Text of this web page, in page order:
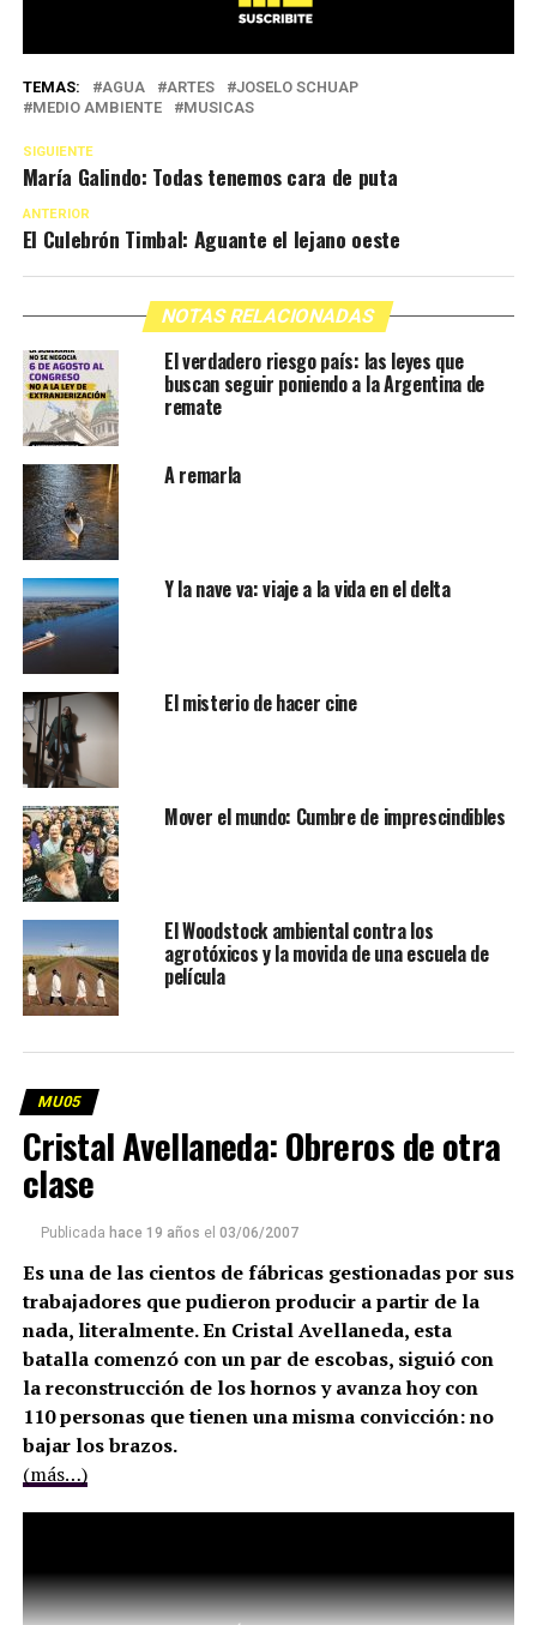
TEMAS: AGUA ARTES
JOSELO SCHUAP
MEDIO AMBIENTE
MUSICAS
SIGUIENTE
María Galindo: Todas tenemos cara de puta
ANTERIOR
El Culebrón Timbal: Aguante el lejano oeste
NOTAS RELACIONADAS
El verdadero riesgo país: las leyes que
buscan seguir poniendo a la Argentina de
remate
A remarla
Y la nave va: viaje a la vida en el delta
El misterio de hacer cine
Mover el mundo: Cumbre de imprescindibles
El Woodstock ambiental contra los
agrotóxicos y la movida de una escuela de
película
MU05
Cristal Avellaneda: Obreros de otra
clase
Publicada hace 19 años el 03/06/2007
Es una de las cientos de fábricas gestionadas por sus
trabajadores que pudieron producir a partir de la
nada, literalmente. En Cristal Avellaneda, esta
batalla comenzó con un par de escobas, siguió con
la reconstrucción de los hornos y avanza hoy con
110 personas que tienen una misma convicción: no
bajar los brazos.
(más…)